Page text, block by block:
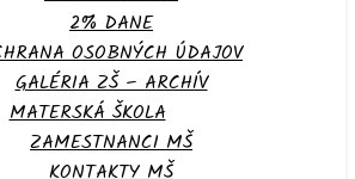
2% DANE
OSOBNÝCH ÚDAJOV
GALÉRIA ZŠ – ARCHÍV
MATERSKÁ ŠKOLA
ZAMESTNANCI MŠ
KONTAKTY MŠ